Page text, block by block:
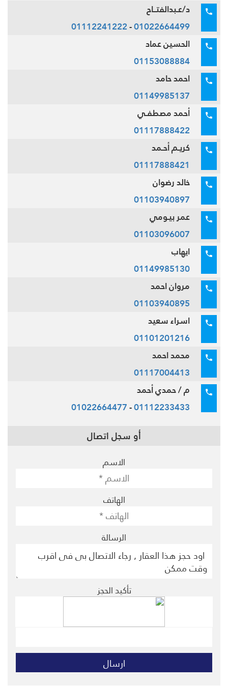
د/عـبدالفتــاح
01022664499
-
01112241222
الحسين عماد
01153088884
احمد حامد
01149985137
أحمد مصطفـي
01117888422
كريـم أحـمد
01117888421
خالد رضوان
01103940897
عمر بيـومي
01103096007
ايهاب
01149985130
مروان احمد
01103940895
اسراء سعيد
01101201216
محمد احمد
01117004413
م / حمدي أحمد
01112233433
-
01022664477
أو سجل اتصال
الاسم
الهاتف
الرسالة
تأكيد الحجز